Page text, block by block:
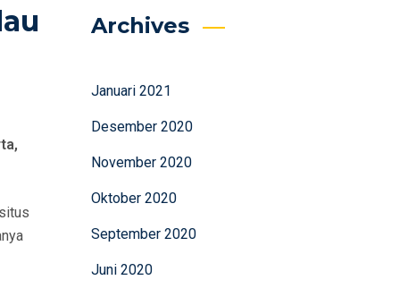
Archives
Januari 2021
Desember 2020
November 2020
Oktober 2020
September 2020
Juni 2020